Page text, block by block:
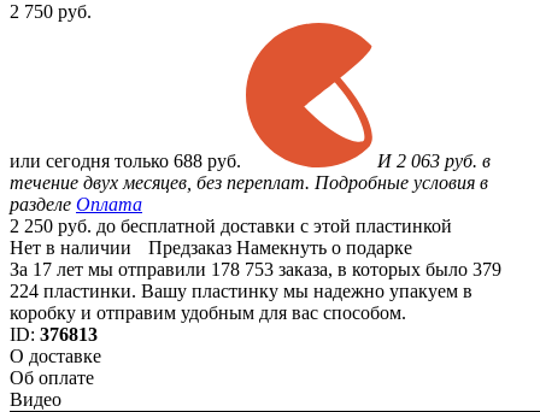
2 750 руб.
или сегодня только 688 руб.
И 2 063 руб. в
течение двух месяцев, без переплат. Подробные условия в
разделе Оплата
2 250 руб. до бесплатной доставки с этой пластинкой
Нет в наличии
Предзаказ Намекнуть о подарке
За 17 лет мы отправили 178 753 заказа, в которых было 379
224 пластинки. Вашу пластинку мы надежно упакуем в
коробку и отправим удобным для вас способом.
ID: 376813
О доставке
Об оплате
Видео